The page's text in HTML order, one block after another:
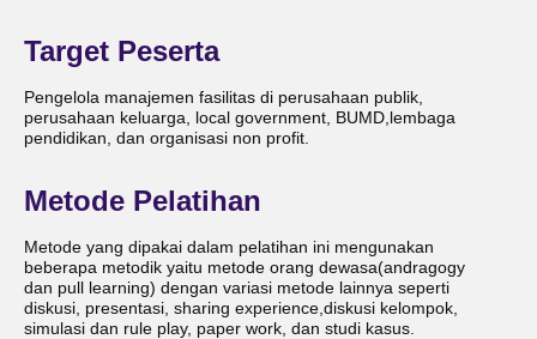
Target Peserta
Pengelola manajemen fasilitas di perusahaan publik,
perusahaan keluarga, local government, BUMD,lembaga
pendidikan, dan organisasi non profit.
Metode Pelatihan
Metode yang dipakai dalam pelatihan ini mengunakan
beberapa metodik yaitu metode orang dewasa(andragogy
dan pull learning) dengan variasi metode lainnya seperti
diskusi, presentasi, sharing experience,diskusi kelompok,
simulasi dan rule play, paper work, dan studi kasus.